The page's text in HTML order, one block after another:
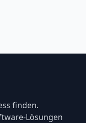
finden.
Lösungen